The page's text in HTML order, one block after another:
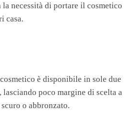
necessità di portare il cosmetico
casa.
è disponibile in sole due
poco margine di scelta a
o abbronzato.